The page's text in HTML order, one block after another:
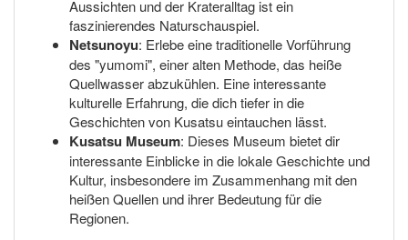
Aussichten und der Krateralltag ist ein
faszinierendes Naturschauspiel.
Netsunoyu: Erlebe eine traditionelle Vorführung
des "yumomi", einer alten Methode, das heiße
Quellwasser abzukühlen. Eine interessante
kulturelle Erfahrung, die dich tiefer in die
Geschichten von Kusatsu eintauchen lässt.
Kusatsu Museum: Dieses Museum bietet dir
interessante Einblicke in die lokale Geschichte und
Kultur, insbesondere im Zusammenhang mit den
heißen Quellen und ihrer Bedeutung für die
Regionen.